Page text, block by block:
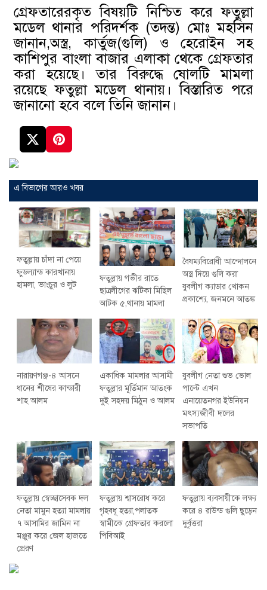
গ্রেফতারেরকৃত বিষয়টি নিশ্চিত করে ফতুল্লা
মডেল থানার পরিদর্শক (তদন্ত) মোঃ মহসিন
জানান,অস্ত্র, কার্তুজ(গুলি) ও হেরোইন সহ
কাশিপুর বাংলা বাজার এলাকা থেকে গ্রেফতার
করা হয়েছে। তার বিরুদ্ধে ষোলটি মামলা
রয়েছে ফতুল্লা মডেল থানায়। বিস্তারিত পরে
জানানো হবে বলে তিনি জানান।
এ বিভাগের আরও খবর
ফতুল্লায় চাঁদা না পেয়ে
ফুডল্যান্ড কারখানায়
হামলা, ভাংচুর ও লুট
ফতুল্লায় গভীর রাতে
ছাত্রলীগের ঝটিকা মিছিল
আটক ৫,থানায় মামলা
বৈষম্যবিরোধী আন্দোলনে
অস্ত্র দিয়ে গুলি করা
যুবলীগ ক্যাডার খোকন
প্রকাশ্যে, জনমনে আতঙ্ক
নারায়ণগঞ্জ-৪ আসনে
ধানের শীষের কান্ডারী
শাহ আলম
একাধিক মামলার আসামী
ফতুল্লার মূর্তিমান আতংক
দুই সহদয় মিঠুন ও আলম
যুবলীগ নেতা শুভ ভোল
পাল্টে এখন
এনায়েতনগর ইউনিয়ন
মৎস্যজীবী দলের
সভাপতি
ফতুল্লায় স্বেচ্ছাসেবক দল
নেতা মামুন হত্যা মামলায়
৭ আসামির জামিন না
মঞ্জুর করে জেল হাজতে
প্রেরণ
ফতুল্লায় শ্বাসরোধ করে
গৃহবধূ হত্যা,পলাতক
স্বামীকে গ্রেফতার করলো
পিবিআই
ফতুল্লায় ব্যবসায়ীকে লক্ষ্য
করে ৪ রাউন্ড গুলি ছুড়েন
দুর্বৃত্তরা